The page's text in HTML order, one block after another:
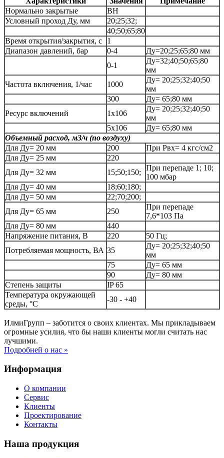
Нормально закрытые
ВН
Условный проход Ду, мм
20;25;32;
40;50;65;80
Время открытия/закрытия, с
1
Диапазон давлений, бар
0-4
Ду=20;25;65;80 мм
0-1
Ду=32;40;50;65;80
мм
Частота включения, 1/час
1000
Ду= 20;25;32;40;50
мм
300
Ду= 65;80 мм
Ресурс включений
1х106
Ду= 20;25;32;40;50
мм
5х106
Ду= 65;80 мм
Объемный расход, м3/ч (по воздуху)
Для Ду= 20 мм
200
При Рвх= 4 кгс/см2
Для Ду= 25 мм
220
Для Ду= 32 мм
15;50;150;
При перепаде 1; 10;
100 мбар
Для Ду= 40 мм
18;60;180;
Для Ду= 50 мм
22;70;200;
Для Ду= 65 мм
250
При перепаде
7,6*103 Па
Для Ду= 80 мм
440
Напряжение питания, В
220
50 Гц;
Потребляемая мощность, ВА 35
Ду= 20;25;32;40;50
мм
75
Ду= 65 мм
90
Ду= 80 мм
Степень защиты
IP 65
Температура окружающей
среды, °С
-30 - +40
ИлмиГрупп – заботится о своих клиентах. Мы прикладываем
огромные усилия, что бы наши клиенты могли считать нас
лучшими.
Подробней о нас »
Информация
О компании
Сервис
Клиенты
Проектирование
Контакты
Наша продукция